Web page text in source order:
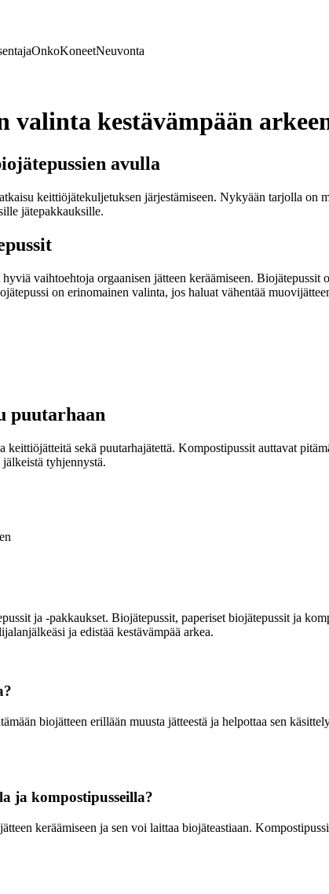
OnkoKoneetNeuvonta
valinta kestävämpään
avulla
keittiöjätekuljetuksen järjestämiseen. Nykyään tarjolla on
jätepakkauksille.
vaihtoehtoja orgaanisen jätteen keräämiseen.
on erinomainen valinta, jos haluat vähentää
puutarhaan
keittiöjätteitä sekä puutarhajätettä. Kompostipussit auttavat
tyhjennystä.
ja -pakkaukset. Biojätepussit, paperiset biojätepussit ja
ja edistää kestävämpää arkea.
biojätteen erillään muusta jätteestä ja helpottaa sen
ja kompostipusseilla?
keräämiseen ja sen voi laittaa biojäteastiaan.